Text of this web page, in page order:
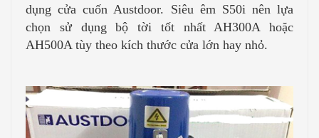
dụng cửa cuốn Austdoor. Siêu êm S50i nên lựa
chọn sử dụng bộ tời tốt nhất AH300A hoặc
AH500A tùy theo kích thước cửa lớn hay nhỏ.